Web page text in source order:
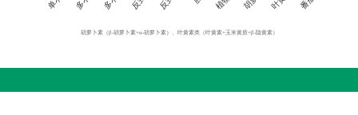
胡萝卜素（β-胡萝卜素+α-胡萝卜素）、叶黄素类（叶黄素+玉米黄质+β-隐黄素）